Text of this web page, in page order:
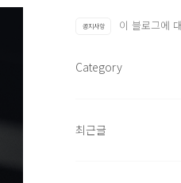
공지사항 이 블로그에
Category
최근글